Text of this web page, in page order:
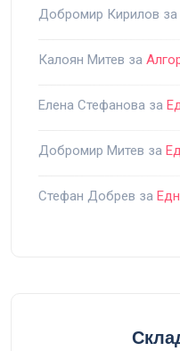
Добромир Кирилов за
Калоян Митев за
Елена Стефанова за
Добромир Митев за
Стефан Добрев за